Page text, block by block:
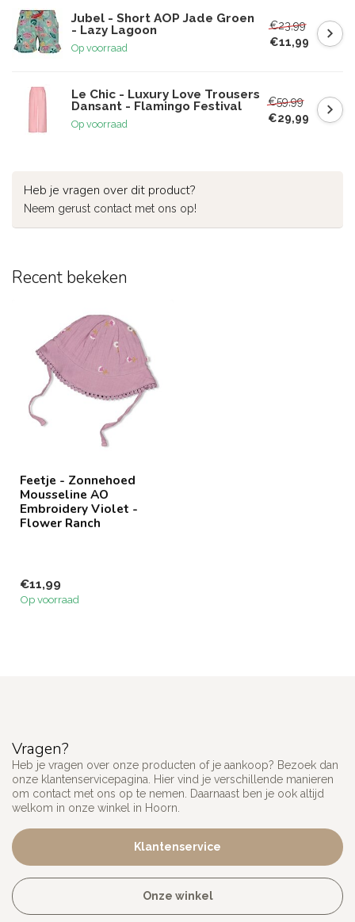
Jubel - Short AOP Jade Groen
- Lazy Lagoon
Op voorraad
€23,99
€11,99
Le Chic - Luxury Love Trousers
Dansant - Flamingo Festival
Op voorraad
€59,99
€29,99
Heb je vragen over dit product?
Neem gerust contact met ons op!
Recent bekeken
Feetje - Zonnehoed
Mousseline AO
Embroidery Violet -
Flower Ranch
€11,99
Op voorraad
Vragen?
Heb je vragen over onze producten of je aankoop? Bezoek dan
onze klantenservicepagina. Hier vind je verschillende manieren
om contact met ons op te nemen. Daarnaast ben je ook altijd
welkom in onze winkel in Hoorn.
Klantenservice
Onze winkel